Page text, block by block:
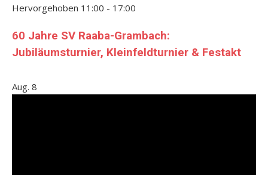
Hervorgehoben 11:00 - 17:00
60 Jahre SV Raaba-Grambach:
Jubiläumsturnier, Kleinfeldturnier & Festakt
Aug. 8